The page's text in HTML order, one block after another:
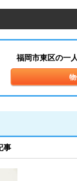
福岡市東区の一
事